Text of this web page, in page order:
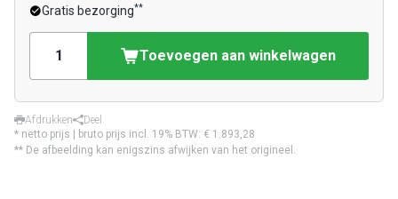
Gratis bezorging**
Toevoegen aan winkelwagen
Afdrukken
Deel
* netto prijs | bruto prijs incl. 19% BTW: € 1.893,28
** De afbeelding kan enigszins afwijken van het origineel.